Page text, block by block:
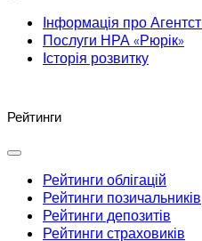
Інформація про
Послуги НРА «Рюрік»
Історія розвитку
Рейтинги
Рейтинги облігацій
Рейтинги позичальників
Рейтинги депозитів
Рейтинги страховиків